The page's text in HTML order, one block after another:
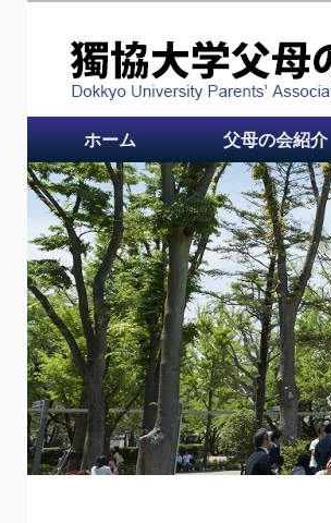
メインメニュー
メインコンテンツへ
移動
ホーム 父母の会紹介